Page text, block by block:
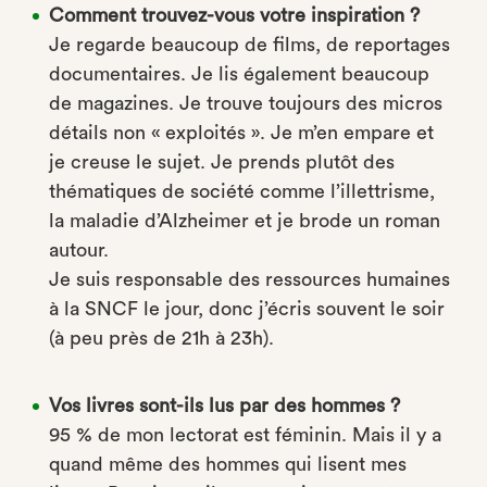
Comment trouvez-vous votre inspiration ?
Je regarde beaucoup de films, de reportages
documentaires. Je lis également beaucoup
de magazines. Je trouve toujours des micros
détails non « exploités ». Je m’en empare et
je creuse le sujet. Je prends plutôt des
thématiques de société comme l’illettrisme,
la maladie d’Alzheimer et je brode un roman
autour.
Je suis responsable des ressources humaines
à la SNCF le jour, donc j’écris souvent le soir
(à peu près de 21h à 23h).
Vos livres sont-ils lus par des hommes ?
95 % de mon lectorat est féminin. Mais il y a
quand même des hommes qui lisent mes